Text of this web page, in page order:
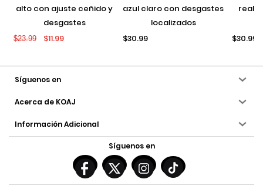
alto con ajuste ceñido y
desgastes
$23.99 $11.99
azul claro con desgastes
localizados
$30.99
$30.99
Síguenos en
Acerca de KOAJ
Información Adicional
Síguenos en